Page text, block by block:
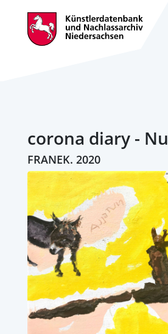
corona diary -
FRANEK. 2020